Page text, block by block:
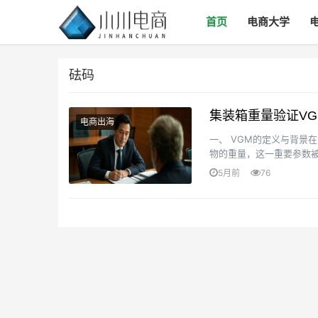
首页 电商大学
砝码
电商出海 集装箱重量验证
一、 VGM的定义与背景
物的重量，这一重要参数
须提交准确的毛重数据，
5月前 76